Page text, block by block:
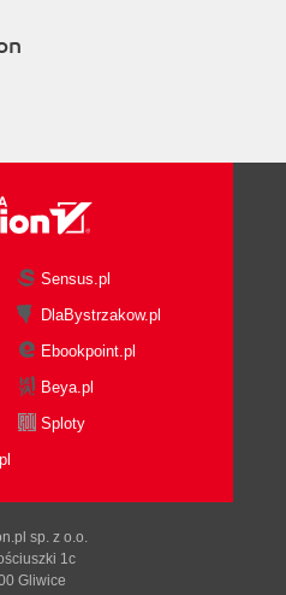
Sensus.pl
DlaBystrzakow.pl
Ebookpoint.pl
Beya.pl
Sploty
sp. z o.o.
1c
Gliwice